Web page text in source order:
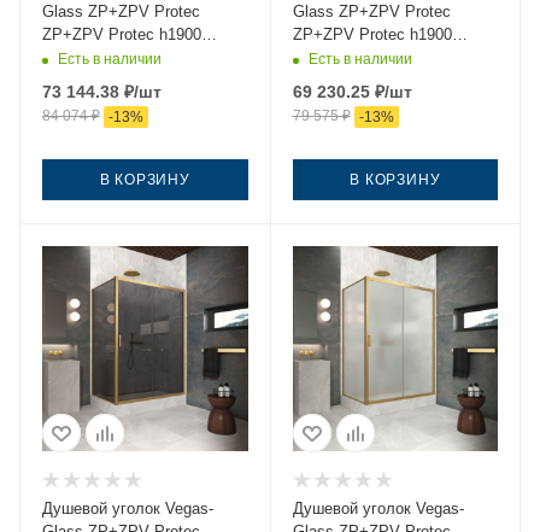
Glass ZP+ZPV Protec
ZP+ZPV Protec h1900
145*75 03 crystalvision
профиль золото без
поддона
Есть в наличии
73 144.38 ₽/шт
84 074₽ -13%
В КОРЗИНУ
Glass ZP+ZPV Protec
ZP+ZPV Protec h1900
145*75 03 05 145х75 стекло
золото без поддона
Есть в наличии
69 230.25₽/шт
79 575₽ -13%
В КОРЗИНУ
Душевой уголок Vegas-
Душевой уголок Vegas-